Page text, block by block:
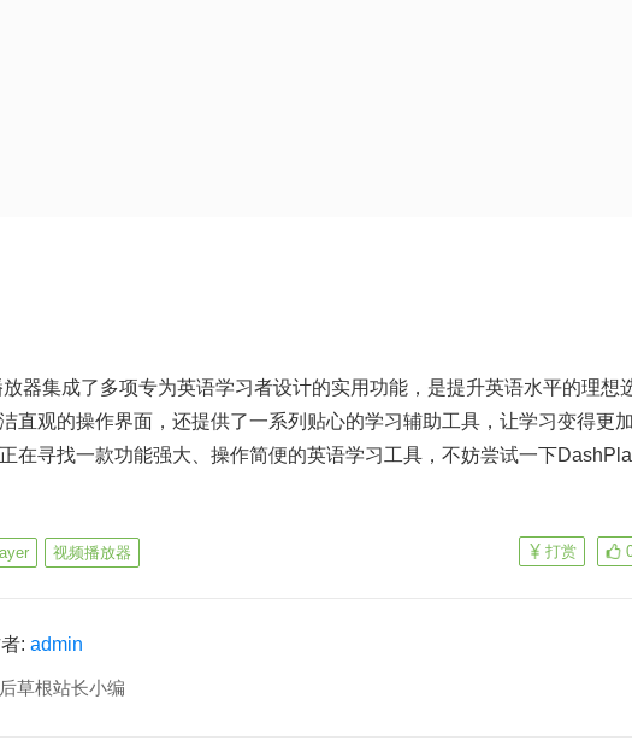
器集成了多项专为英语学习者设计的实用功能，是提升英语水平的理想
直观的操作界面，还提供了一系列贴心的学习辅助工具，让学习变得更
在寻找一款功能强大、操作简便的英语学习工具，不妨尝试一下
视频播放器 打赏
: admin
草根站长小编